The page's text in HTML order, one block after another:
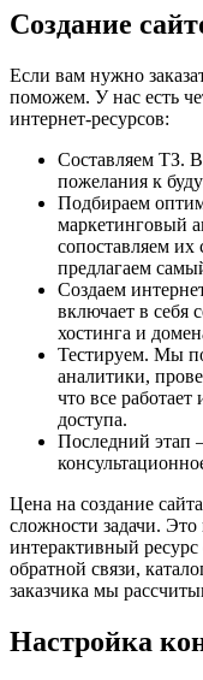
Создание
Если вам нужно
поможем. У нас есть
интернет-ресурсов:
Составляем ТЗ.
пожелания к
Подбираем
маркетинговый
сопоставляем
предлагаем
Создаем
включает в себя
хостинга и
Тестируем. Мы
аналитики,
что все
доступа.
Последний этап
Цена на создание
сложности задачи.
интерактивный
обратной связи,
заказчика мы
Настройка